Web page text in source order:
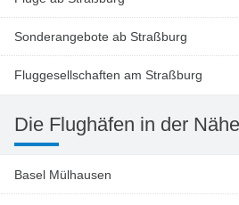
Sonderangebote ab Straßburg
Fluggesellschaften am Straßburg
Die Flughäfen in der
Basel Mülhausen